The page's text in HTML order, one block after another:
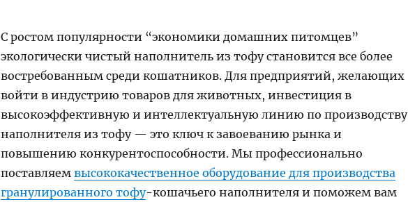
С ростом популярности “экономики домашних питомцев”
экологически чистый наполнитель из тофу становится все более
востребованным среди кошатников. Для предприятий, желающих
войти в индустрию товаров для животных, инвестиция в
высокоэффективную и интеллектуальную линию по производству
наполнителя из тофу — это ключ к завоеванию рынка и
повышению конкурентоспособности. Мы профессионально
поставляем высококачественное оборудование для производства
гранулированного тофу-кошачьего наполнителя и поможем вам